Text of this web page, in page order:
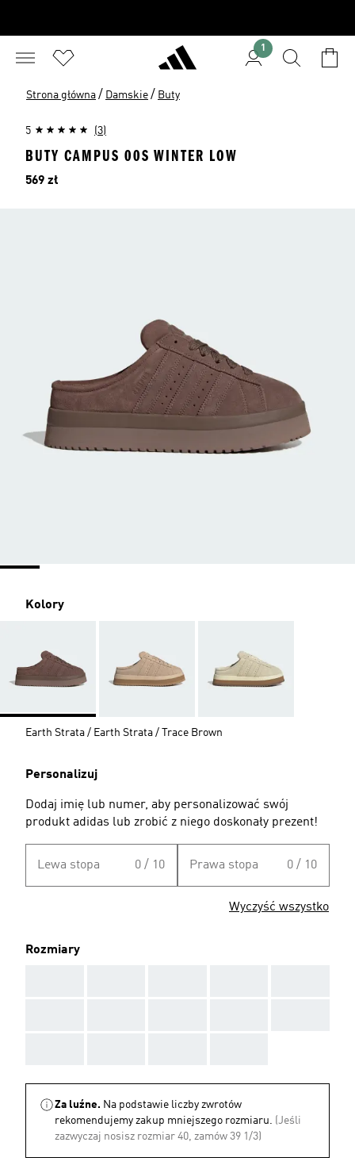
1
Strona główna / Damskie / Buty
5 (3)
BUTY CAMPUS 00S WINTER LOW
Cena
569 zł
Kolory
Earth Strata / Earth Strata / Trace Brown
Personalizuj
Dodaj imię lub numer, aby personalizować swój
produkt adidas lub zrobić z niego doskonały prezent!
Lewa stopa 0 / 10 Prawa stopa 0 / 10
Wyczyść wszystko
Rozmiary
Za luźne. Na podstawie liczby zwrotów
rekomendujemy zakup mniejszego rozmiaru. (Jeśli
zazwyczaj nosisz rozmiar 40, zamów 39 1/3)